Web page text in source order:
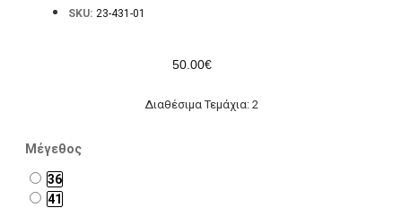
SKU: 23-431-01
50.00€
Διαθέσιμα Τεμάχια: 2
Μέγεθος
36
41